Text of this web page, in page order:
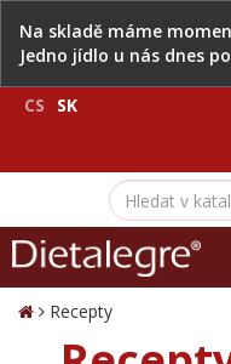
Na skladě máme
Jedno jídlo u nás dnes
CS
SK
Recepty